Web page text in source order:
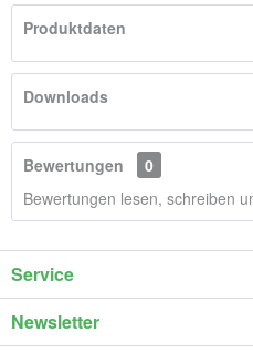
Produktdaten
Downloads
Bewertungen
0
Bewertungen lesen, schreiben
Service
Newsletter